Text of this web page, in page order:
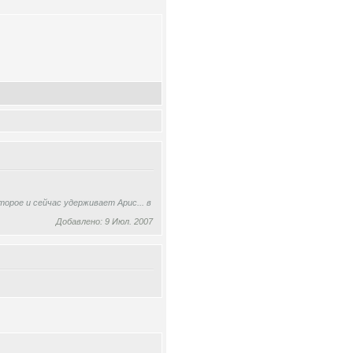
и сейчас удерживает Арис... в
Добавлено: 9 Июл. 2007